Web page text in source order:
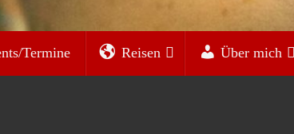
Termine Reisen Über mich